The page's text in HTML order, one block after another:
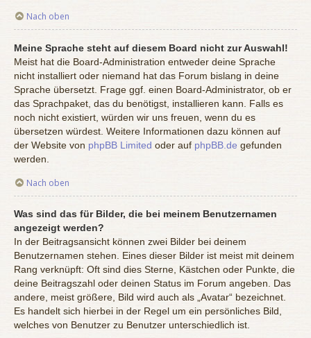
Nach oben
Meine Sprache steht auf diesem Board nicht zur Auswahl!
Meist hat die Board-Administration entweder deine Sprache
nicht installiert oder niemand hat das Forum bislang in deine
Sprache übersetzt. Frage ggf. einen Board-Administrator, ob er
das Sprachpaket, das du benötigst, installieren kann. Falls es
noch nicht existiert, würden wir uns freuen, wenn du es
übersetzen würdest. Weitere Informationen dazu können auf
der Website von phpBB Limited oder auf phpBB.de gefunden
werden.
Nach oben
Was sind das für Bilder, die bei meinem Benutzernamen
angezeigt werden?
In der Beitragsansicht können zwei Bilder bei deinem
Benutzernamen stehen. Eines dieser Bilder ist meist mit deinem
Rang verknüpft: Oft sind dies Sterne, Kästchen oder Punkte, die
deine Beitragszahl oder deinen Status im Forum angeben. Das
andere, meist größere, Bild wird auch als „Avatar“ bezeichnet.
Es handelt sich hierbei in der Regel um ein persönliches Bild,
welches von Benutzer zu Benutzer unterschiedlich ist.